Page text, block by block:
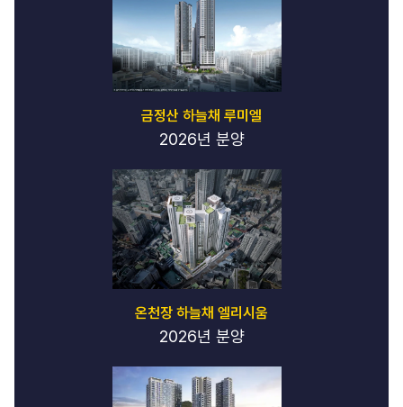
금정산 하늘채 루미엘
2026년 분양
온천장 하늘채 엘리시움
2026년 분양